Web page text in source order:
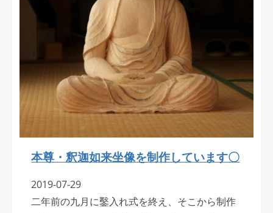
本尊・釈迦如来坐像を制作しています〇
2019-07-29
二年前の九月に鑿入れ式を終え、そこから制作